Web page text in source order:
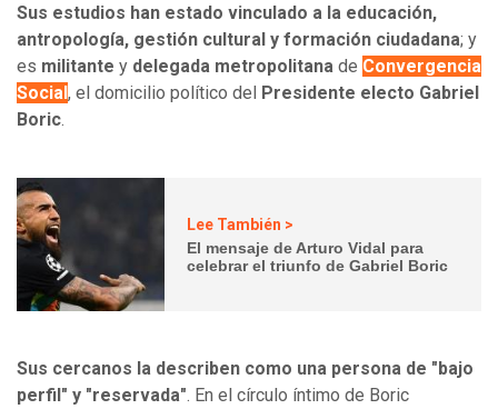
Sus estudios han estado vinculado a la educación,
antropología, gestión cultural y formación ciudadana; y
es militante y delegada metropolitana de Convergencia
Social , el domicilio político del
Presidente electo Gabriel
Boric.
Lee También >
El mensaje de Arturo Vidal para
celebrar el triunfo de Gabriel Boric
Sus cercanos la describen como una persona de "bajo
perfil" y "reservada". En el círculo íntimo de Boric